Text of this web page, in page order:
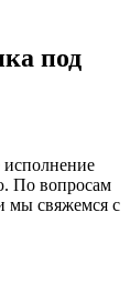
под
исполнение
По вопросам
мы свяжемся с